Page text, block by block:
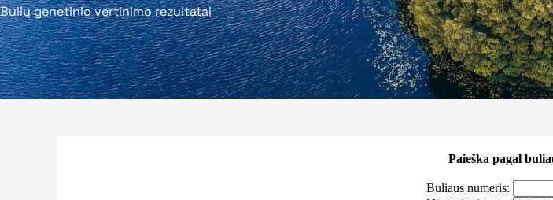
Bulių genetinio vertinimo rezultatai